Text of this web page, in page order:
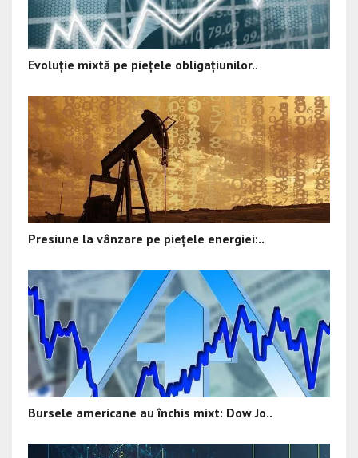
Evoluție mixtă pe piețele obligațiunilor..
Presiune la vânzare pe piețele energiei:..
Bursele americane au închis mixt: Dow Jo..